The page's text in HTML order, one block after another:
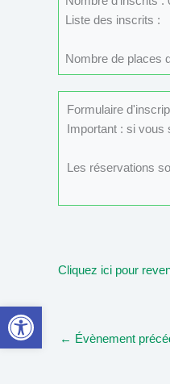
Ouvrir la barre d’outils
Liste des inscrits :
Nombre de places
Formulaire
Important : si vous
Les réservations
Cliquez ici pour
← Évènement